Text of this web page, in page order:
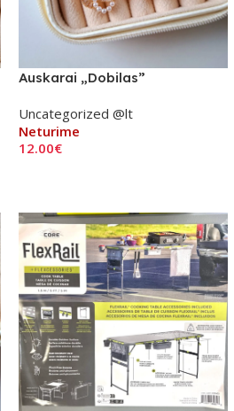
Auskarai „Dobilas”
Uncategorized @lt
Neturime
12.00€